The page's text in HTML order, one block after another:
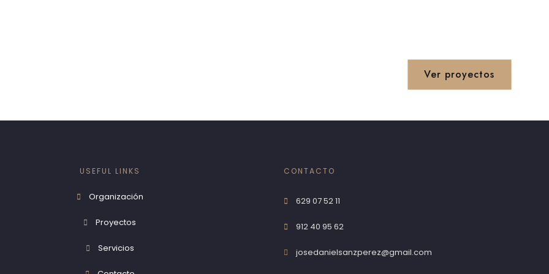
Ver proyectos
USEFUL LINKS
Organización
Proyectos
Servicios
CONTACTO
629 07 52 11
912 40 95 62
josedanielsanzperez@gmail.com